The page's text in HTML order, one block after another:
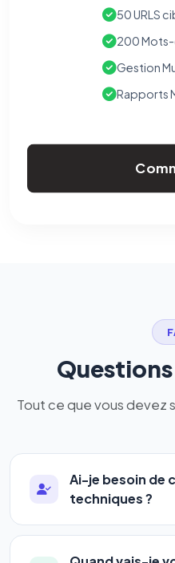
50 URLS
200
Gestion
Rapports
Tout ce que vous devez
Ai-je besoin de
techniques ?
Absolument pas. Notre
être accessible àtous